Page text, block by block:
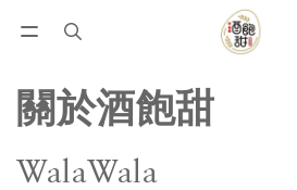
關於酒飽甜
WalaWala